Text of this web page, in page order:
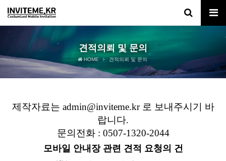
견적의뢰 및 문의
HOME 견적의뢰 및 문의
제작자료는 admin@inviteme.kr 로 보내주시기 바
랍니다.
문의전화 : 0507-1320-2044
모바일 안내장 관련 견적 요청의 건